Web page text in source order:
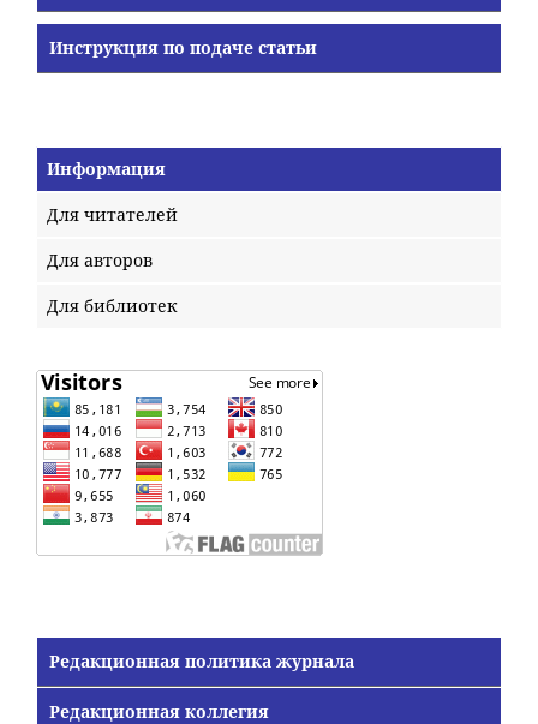
Инструкция по подаче статьи
Информация
Для читателей
Для авторов
Для библиотек
Редакционная политика журнала
Редакционная коллегия